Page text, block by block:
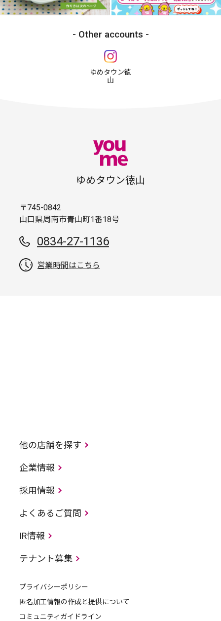
Other accounts
ゆめタウン徳
山
ゆめタウン徳山
〒745-0842
山口県周南市青山町1番18号
0834-27-1136
営業時間はこちら
他の店舗を探す
企業情報
採用情報
よくあるご質問
IR情報
テナント募集
プライバシーポリシー
匿名加工情報の作成と提供について
コミュニティガイドライン